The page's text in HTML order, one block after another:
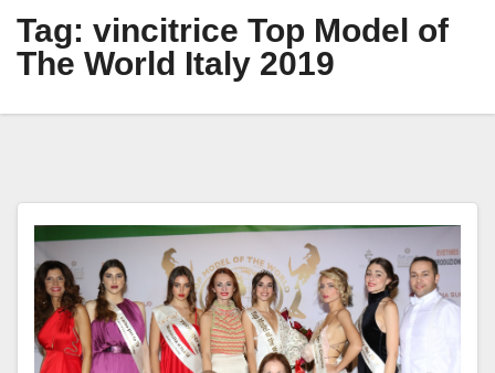
Tag: vincitrice Top Model of
The World Italy 2019